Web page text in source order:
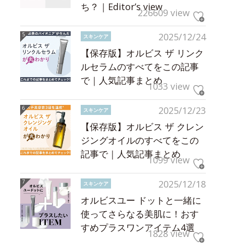
ち？｜Editor’s view226609 view
2025/12/24
スキンケア
【保存版】オルビス ザ リンク
ルセラムのすべてをこの記事
で｜人気記事まとめ1033 view
2025/12/23
スキンケア
【保存版】オルビス ザ クレン
ジングオイルのすべてをこの
記事で｜人気記事まとめ
1099 view
2025/12/18
スキンケア
オルビスユー ドットと一緒に
使ってさらなる美肌に！おす
すめプラスワンアイテム4選
1828 view